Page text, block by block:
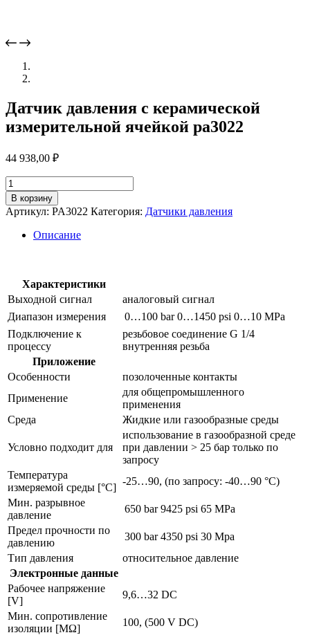
Датчик давления с керамической
измерительной ячейкой pa3022
44 938,00 ₽
Количество
товара
Датчик
давления
керамической
pa3022
В корзину
Артикул: PA3022 Категория: Датчики давления
Описание
Характеристики
Выходной сигнал
аналоговый сигнал
Диапазон измерения
0…100 bar 0…1450 psi 0…10 MPa
Подключение к
процессу
резьбовое соединение G 1/4
внутренняя резьба
Приложение
Особенности
позолоченные контакты
Применение
для общепромышленного
применения
Среда
Жидкие или газообразные среды
Условно подходит для
использование в газообразной среде
при давлении > 25 бар только по
запросу
Температура
измеряемой среды [°C]
-25…90, (по запросу: -40…90 °C)
Мин. разрывное
давление
650 bar 9425 psi 65 MPa
Предел прочности по
давлению
300 bar 4350 psi 30 Mpa
Тип давления
относительное давление
Электронные данные
Рабочее напряжение
[V]
9,6…32 DC
Мин. сопротивление
изоляции [MΩ]
100, (500 V DC)